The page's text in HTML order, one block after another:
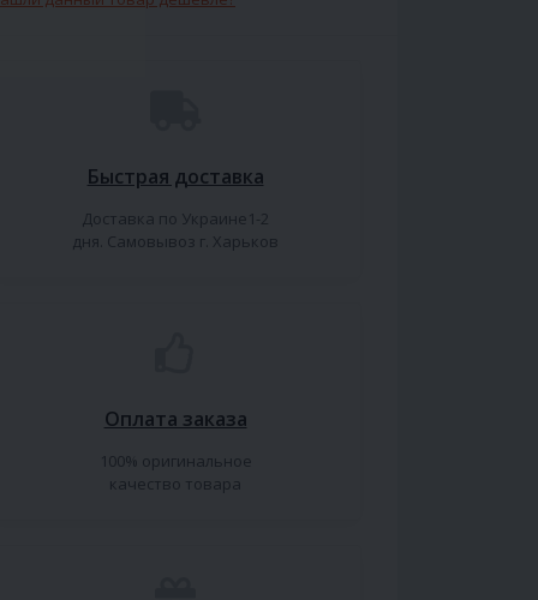
Быстрая доставка
Доставка по Украине1-2
дня. Самовывоз г. Харьков
Оплата заказа
100% оригинальное
качество товара